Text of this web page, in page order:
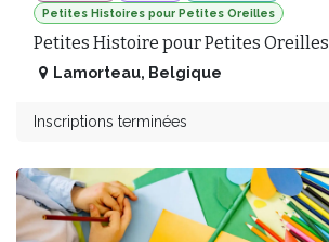
Petites Histoires pour Petites Oreilles
Petites Histoire pour Petites Oreilles
Lamorteau, Belgique
Inscriptions terminées